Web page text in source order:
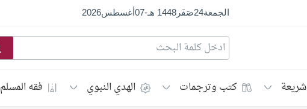
الجمعة24صَفَر1448 هـ -
07أغسطس2026
شريعة كتب وترجمات الهدي النبوي فقه المسلم